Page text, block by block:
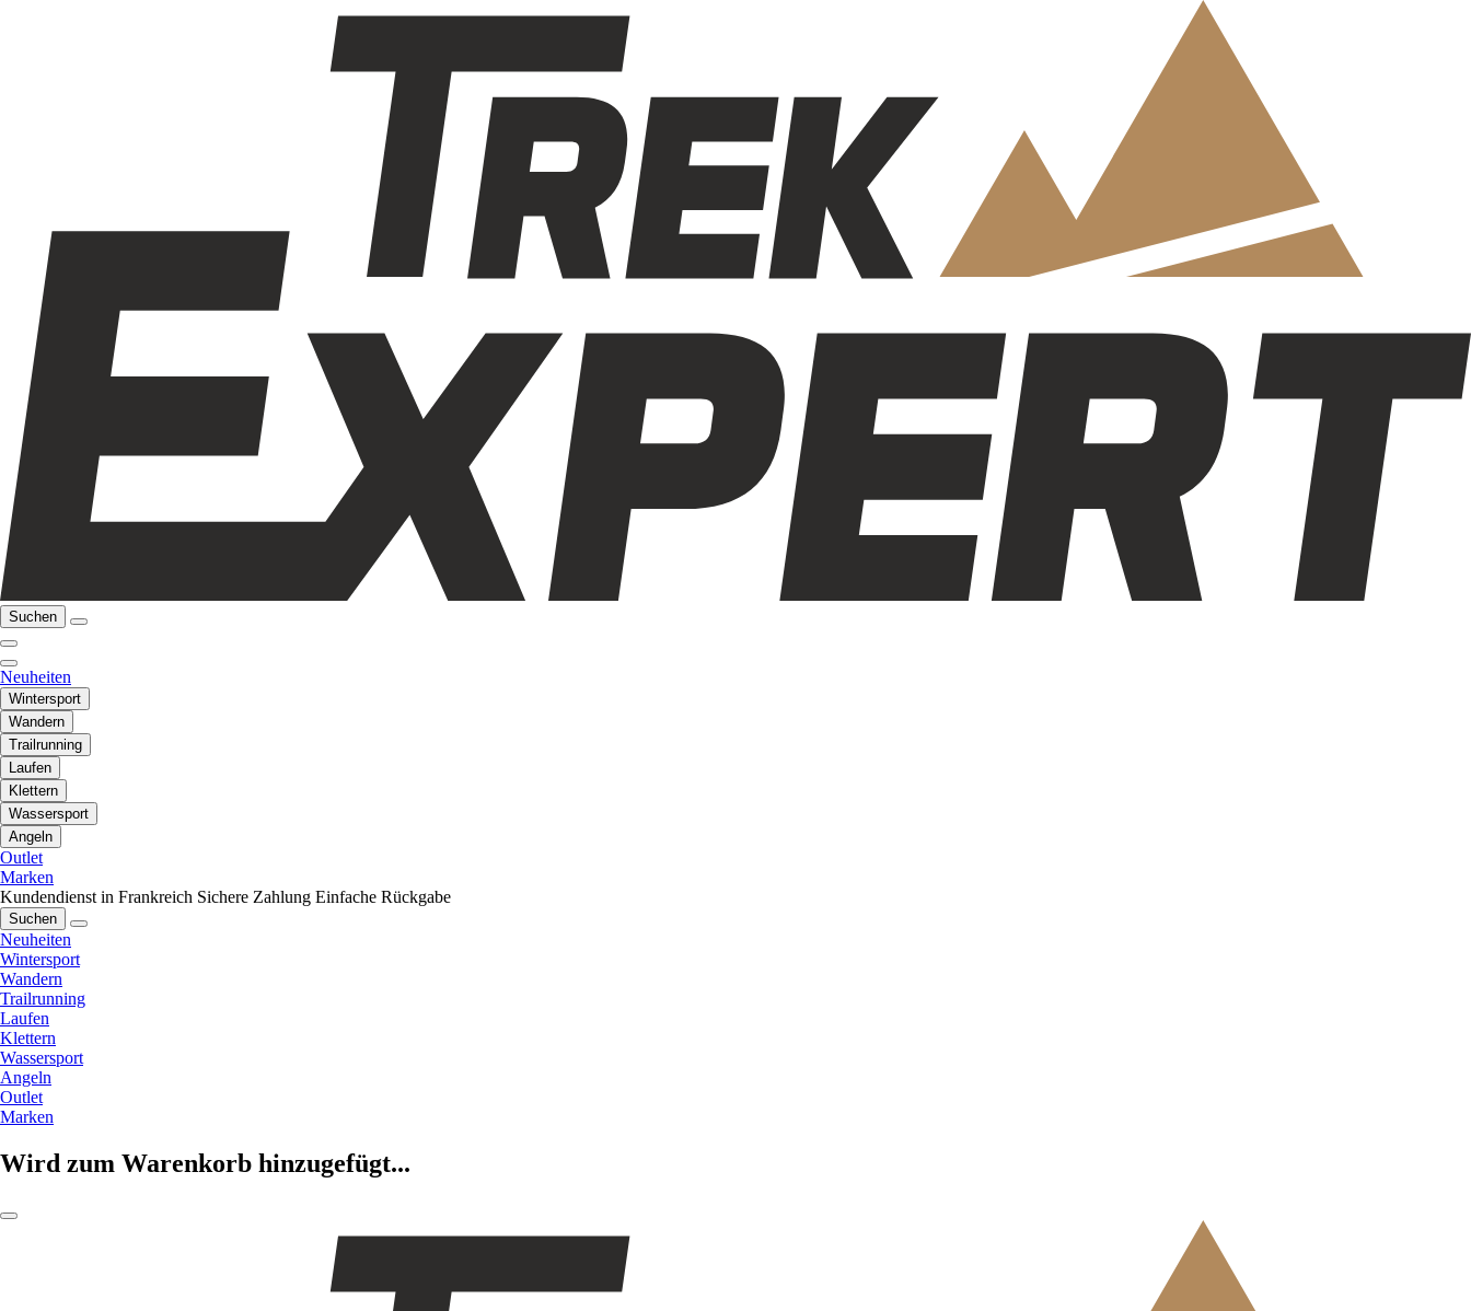
Suchen
Neuheiten
Wintersport
Wandern
Trailrunning
Laufen
Klettern
Wassersport
Angeln
Outlet
Marken
Kundendienst in Frankreich Sichere Zahlung Einfache Rückgabe
Suchen
Neuheiten
Wintersport
Wandern
Trailrunning
Laufen
Klettern
Wassersport
Angeln
Outlet
Marken
Wird zum Warenkorb hinzugefügt...